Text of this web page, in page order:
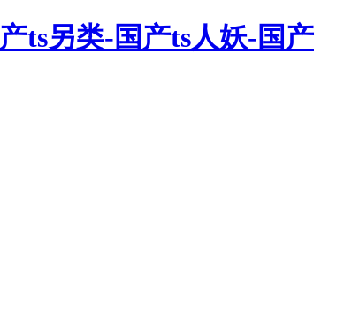
ts另类-国产ts人妖-国产